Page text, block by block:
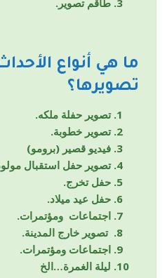
ما هي أنواع
تصويرها؟
تصوير حفلة ملكه.
تصوير خطوبة.
فيديو قصير (برومو)
تصوير حفل استقبال
حفل تخرج.
حفل عيد ميلاد.
اجتماعات ومؤتمرات.
تصوير خارج المدينة.
اجتماعات ومؤتمرات.
ليلة الغمرة…الخ